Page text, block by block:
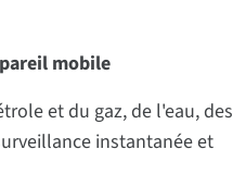
mobile
et du gaz, de l'eau, des
instantanée et